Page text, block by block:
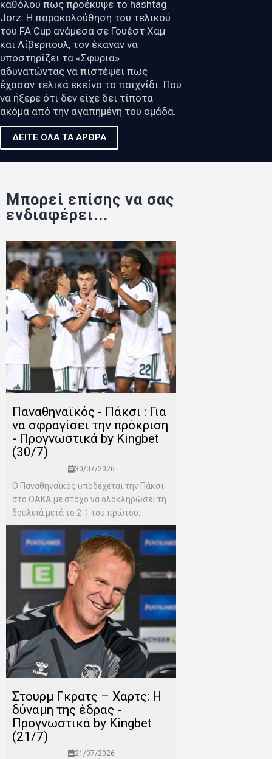
καθόλου πως προέκυψε το hashtag
Jorz. Η παρακολούθηση του τελικού
του FA Cup ανάμεσα σε Γουέστ Χαμ
και Λίβερπουλ, τον έκαναν να
υποστηρίζει τα «Σφυριά»
αδυνατώντας να πιστέψει πως
έχασαν τελικά εκείνο το παιχνίδι. Που
να ήξερε ότι δεν είχε δει τίποτα
ακόμα από την αγαπημένη του ομάδα.
ΔΕΙΤΕ ΟΛΑ ΤΑ ΑΡΘΡΑ
Μπορεί επίσης να σας
ενδιαφέρει...
Παναθηναϊκός - Πάκσι : Για
να σφραγίσει την πρόκριση
- Προγνωστικά by Kingbet
(30/7)
30/07/2026
Ο Παναθηναϊκός υποδέχεται την Πάκσι
στο ΟΑΚΑ με στόχο να ολοκληρώσει τη
δουλειά μετά το 2-1 του πρώτου...
Στουρμ Γκρατς – Χαρτς: Η
δύναμη της έδρας -
Προγνωστικά by Kingbet
(21/7)
21/07/2026